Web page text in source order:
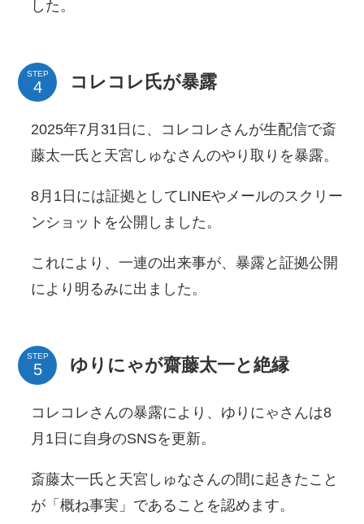
した。
STEP コレコレ氏が暴露
2025年7月31日に、コレコレさんが生配信で斎
藤太一氏と天宮しゅなさんのやり取りを暴露。
8月1日には証拠としてLINEやメールのスクリー
ンショットを公開しました。
これにより、一連の出来事が、暴露と証拠公開
により明るみに出ました。
STEP ゆりにゃが齋藤太一と絶縁
コレコレさんの暴露により、ゆりにゃさんは8
月1日に自身のSNSを更新。
斎藤太一氏と天宮しゅなさんの間に起きたこと
が「概ね事実」であることを認めます。